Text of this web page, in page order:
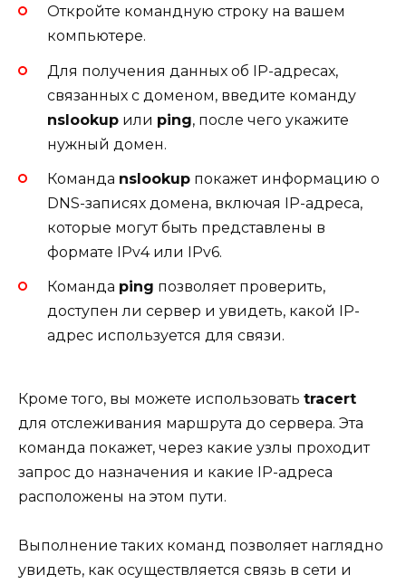
Откройте командную строку на вашем
компьютере.
Для получения данных об IP-адресах,
связанных с доменом, введите команду
nslookup или ping, после чего укажите
нужный домен.
Команда nslookup покажет информацию о
DNS-записях домена, включая IP-адреса,
которые могут быть представлены в
формате IPv4 или IPv6.
Команда ping позволяет проверить,
доступен ли сервер и увидеть, какой IP-
адрес используется для связи.
Кроме того, вы можете использовать tracert
для отслеживания маршрута до сервера. Эта
команда покажет, через какие узлы проходит
запрос до назначения и какие IP-адреса
расположены на этом пути.
Выполнение таких команд позволяет наглядно
увидеть, как осуществляется связь в сети и